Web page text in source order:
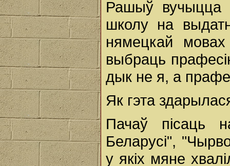
Рашыў вучыцца
школу на
нямецкай
выбраць
дык не я, а
Як гэта
Пачаў пісаць
Беларусі",
у якіх мяне